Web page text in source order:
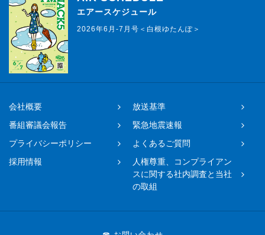
エアースケジュール
2026年6月-7月号＜白根ゆたんぽ＞
会社概要
放送基準
番組審議会報告
緊急地震速報
プライバシーポリシー
よくあるご質問
採用情報
人権尊重、コンプライアン
スに関する社内調査と当社
の取組